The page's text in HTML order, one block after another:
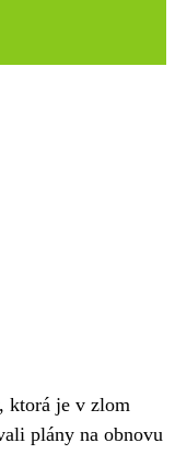
ktorá je v zlom
plány na obnovu